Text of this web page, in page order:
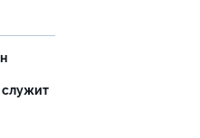
служит